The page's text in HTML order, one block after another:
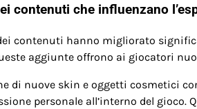
contenuti che influenzano
contenuti hanno migliorato
aggiunte offrono ai giocatori
di nuove skin e oggetti cosmetici
personale all’interno del